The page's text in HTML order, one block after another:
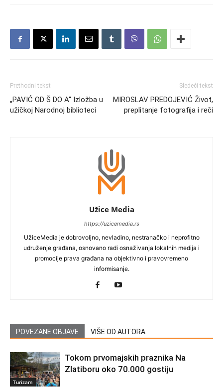
Prethodni tekst
„PAVIĆ OD Š DO A“ Izložba u
užičkoj Narodnoj biblioteci
Sledeći tekst
MIROSLAV PREDOJEVIĆ Život,
preplitanje fotografija i reči
Užice Media
https://uzicemedia.rs
UžiceMedia je dobrovoljno, nevladino, nestranačko i neprofitno
udruženje građana, osnovano radi osnaživanja lokalnih medija i
promocije prava građana na objektivno i pravovremeno
informisanje.
POVEZANE OBJAVE VIŠE OD AUTORA
Turizam
Tokom prvomajskih praznika Na
Zlatiboru oko 70.000 gostiju